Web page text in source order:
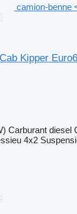
camion-benne
Kipper Euro6
Carburant diesel
4x2